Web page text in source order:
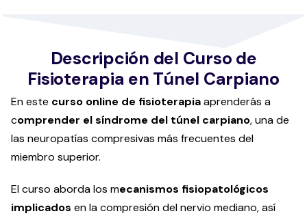
Descripción del Curso de
Fisioterapia en Túnel Carpiano
En este curso online de fisioterapiaaprenderás a
comprender el síndrome del túnel carpiano, una de
las neuropatías compresivas más frecuentes del
miembro superior.
El curso aborda los mecanismos fisiopatológicos
implicados en la compresión del nervio mediano, así